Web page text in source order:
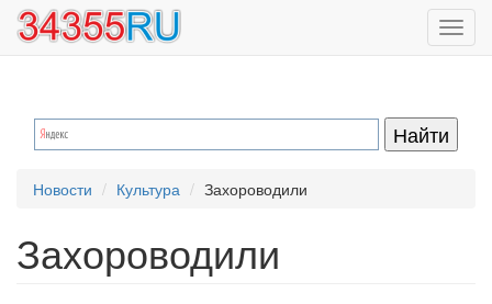
Перейти
основному
Новости Культура Захороводили
Захороводили